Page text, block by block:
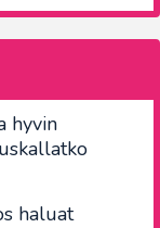
hyvin
haluat